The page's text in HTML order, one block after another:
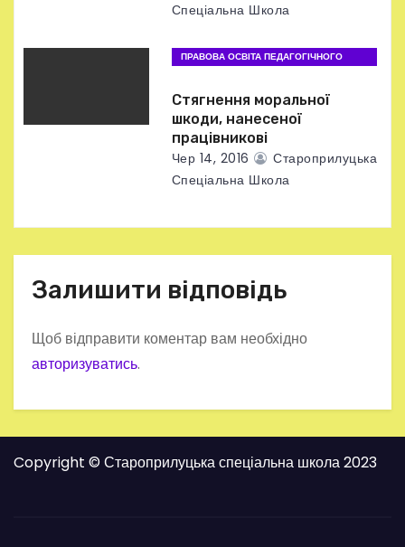
Спеціальна Школа
ПРАВОВА ОСВІТА ПЕДАГОГІЧНОГО
Стягнення моральної
шкоди, нанесеної
працівникові
Чер 14, 2016
Староприлуцька
Спеціальна Школа
Залишити відповідь
Щоб відправити коментар вам необхідно
авторизуватись.
Copyright © Староприлуцька спеціальна школа 2023